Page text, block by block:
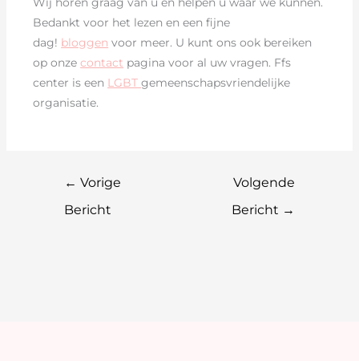
Bedankt voor het lezen en een fijne
dag! bloggen voor meer. U kunt ons ook bereiken
op onzecontact pagina voor al uw vragen. Ffs
center is een LGBTgemeenschapsvriendelijke
organisatie.
← Vorige
Bericht
Volgende
Bericht →